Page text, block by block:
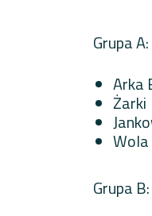
Grupa A:
Arka
Żarki
Grupa B: